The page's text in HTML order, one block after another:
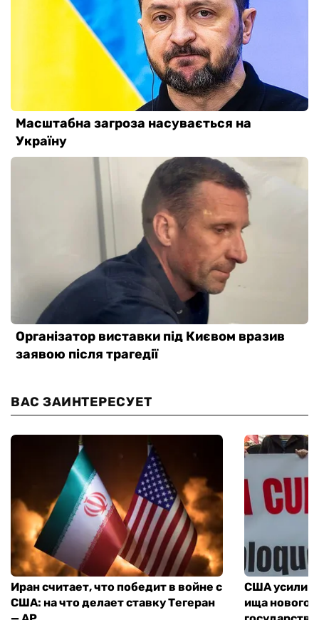
ВАС ЗАИНТЕРЕСУЕТ
Иран считает, что победит в войне с
США: на что делает ставку Тегеран
США
ища нового